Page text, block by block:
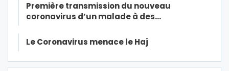
Première transmission du nouveau
coronavirus d’un malade à des…
Le Coronavirus menace le Haj